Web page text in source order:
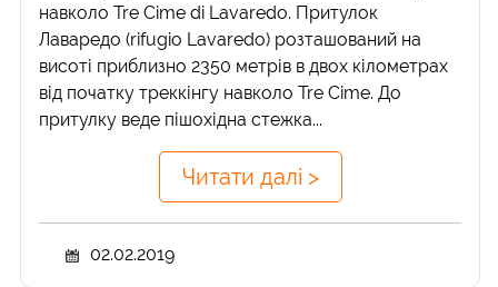
навколо Tre Cime di Lavaredo. Притулок
Лаваредо (rifugio Lavaredo) розташований на
висоті приблизно 2350 метрів в двох кілометрах
від початку треккінгу навколо Tre Cime. До
притулку веде пішохідна стежка...
Читати далі >
02.02.2019